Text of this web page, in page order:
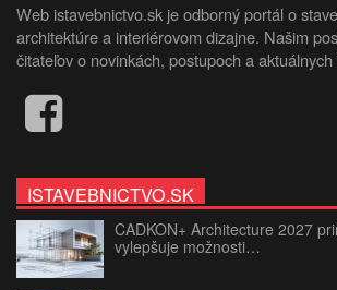
Web istavebnictvo.sk je odborný portál o
architektúre a interiérovom dizajne. Našim
čitateľov o novinkách, postupoch a
ISTAVEBNICTVO.SK
CADKON+ Architecture 2027
vylepšuje možnosti…